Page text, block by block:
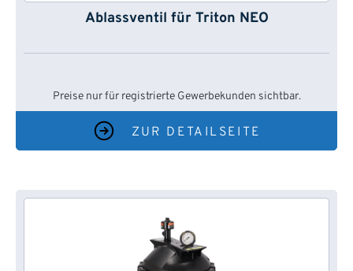
Ablassventil für Triton NEO
Preise nur für registrierte Gewerbekunden sichtbar.
ZUR DETAILSEITE